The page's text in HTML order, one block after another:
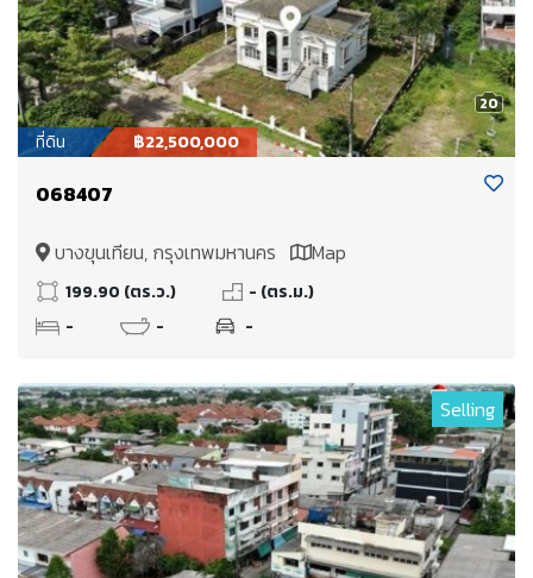
20
ที่ดิน ฿22,500,000
068407
บางขุนเทียน, กรุงเทพมหานคร Map
199.90 (ตร.ว.)
- (ตร.ม.)
-
- -
Selling